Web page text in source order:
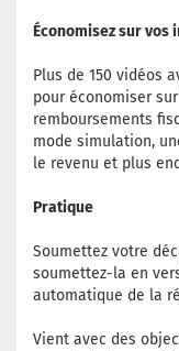
Économisez sur vos
Plus de 150 vidéos
pour économiser
remboursements
mode simulation,
le revenu et plus
Pratique
Soumettez votre
soumettez-la en
automatique de la
Vient avec des